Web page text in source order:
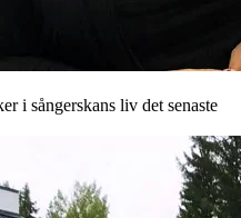
i sångerskans liv det senaste